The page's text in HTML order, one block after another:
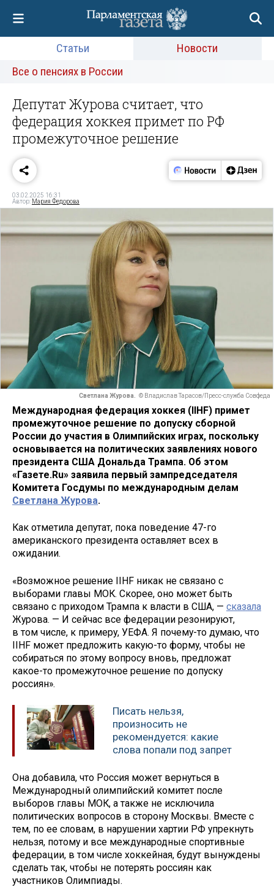
Статьи
Новости
Все о пенсиях в России
Депутат Журова считает, что
федерация хоккея примет по РФ
промежуточное решение
03.02.2025 16:31
Автор: Мария Федорова
Светлана Журова. © Владислав Тарасов/Пресс-служба Совфеда
Международная федерация хоккея (IIHF) примет
промежуточное решение по допуску сборной
России до участия в Олимпийских играх, поскольку
основывается на политических заявлениях нового
президента США Дональда Трампа. Об этом
«Газете.Ru» заявила первый зампредседателя
Комитета Госдумы по международным делам
Светлана Журова.
Как отметила депутат, пока поведение 47-го
американского президента оставляет всех в
ожидании.
«Возможное решение IIHF никак не связано с
выборами главы МОК. Скорее, оно может быть
связано с приходом Трампа к власти в США, — сказала
Журова. — И сейчас все федерации резонируют,
в том числе, к примеру, УЕФА. Я почему-то думаю, что
IIHF может предложить какую-то форму, чтобы не
собираться по этому вопросу вновь, предложат
какое-то промежуточное решение по допуску
россиян».
Писать нельзя,
произносить не
рекомендуется: какие
слова попали под запрет
Она добавила, что Россия может вернуться в
Международный олимпийский комитет после
выборов главы МОК, а также не исключила
политических вопросов в сторону Москвы. Вместе с
тем, по ее словам, в нарушении хартии РФ упрекнуть
нельзя, потому и все международные спортивные
федерации, в том числе хоккейная, будут вынуждены
сделать так, чтобы не потерять россиян как
участников Олимпиады.